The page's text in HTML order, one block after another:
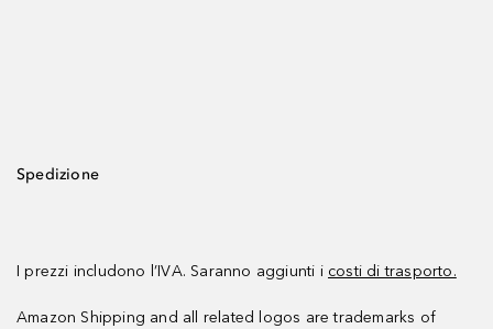
Spedizione
I prezzi includono l’IVA. Saranno aggiunti i costi di trasporto.
Amazon Shipping and all related logos are trademarks of